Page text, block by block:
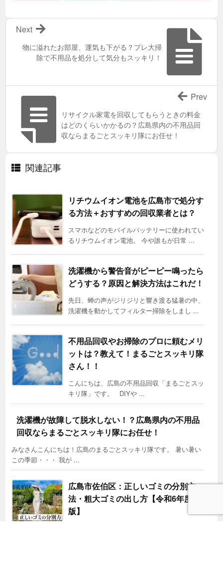
物に溢れたお部屋、運気も下がる？プレ大掃
除で不用品を処分して気分もスッキリ！
Next
リサイクル家電を回収してもらうときの料金
はどのくらいかかるの？広島県内の不用品回
収ならまるごとスッキリ隊にお任せ！
Prev
関連記事
リチウムイオン電池を広島市で処分す
る方法＋おすすめの回収業者とは？
スマホなどのモバイルバッテリーに使われてい
るリチウムイオン電池。 今や誰もが日常 ...
洗濯機から警告音がピーピー鳴ったら
どうする？原因と解決方法はこれだ！
先日、蝉の声がジリジリと響き渡る猛暑の中、
洗濯機を動かしてフィルター掃除をしまし ...
不用品回収やお掃除のプロに頼むメリ
ットは？教えて！まるごとスッキリ隊
さん！！
こんにちは、広島の不用品回収「まるごとスッ
キリ隊」です。 DIYや ...
洗濯機が故障して脱水しない！？広島県内の不用品
回収ならまるごとスッキリ隊にお任せ！
みなさんこんにちは！広島のまるごとスッキリ隊です。 暑い暑い
この季節・・・ 我が ...
広島市佐伯区：正しいゴミの分別方
法・粗大ゴミの出し方【令和6年度
版】